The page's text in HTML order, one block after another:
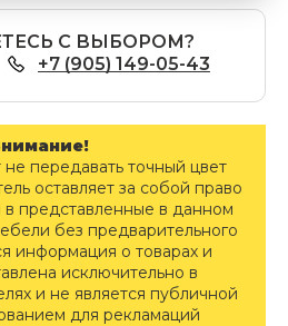
С ВЫБОРОМ?
+7 (905) 149-05-43
передавать точный цвет
оставляет за собой право
в представленные в данном
без предварительного
информация о товарах и
исключительно в
и не является публичной
для рекламаций